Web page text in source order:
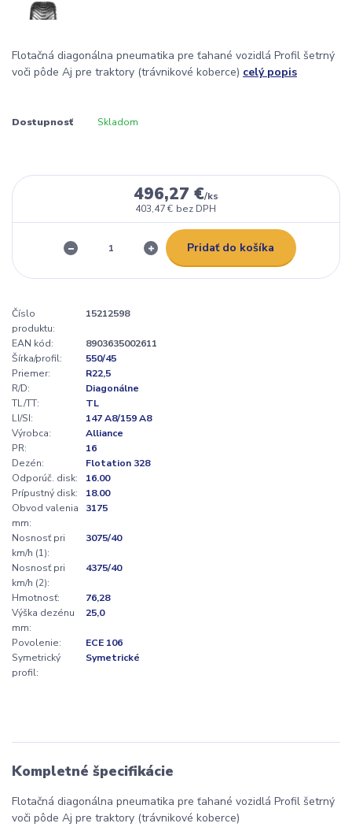
Flotačná diagonálna pneumatika pre ťahané vozidlá Profil šetrný
voči pôde Aj pre traktory (trávnikové koberce) celý popis
Dostupnosť Skladom
496,27 €/ks
403,47 € bez DPH
Pridať do košíka
Číslo
produktu:
15212598
EAN kód:
8903635002611
Šírka/profil:
550/45
Priemer:
R22,5
R/D:
Diagonálne
TL/TT:
TL
LI/SI:
147 A8/159 A8
Výrobca:
Alliance
PR:
16
Dezén:
Flotation 328
Odporúč. disk:
16.00
Prípustný disk:
18.00
Obvod valenia
mm:
3175
Nosnosť pri
km/h (1):
3075/40
Nosnosť pri
km/h (2):
4375/40
Hmotnosť:
76,28
Výška dezénu
mm:
25,0
Povolenie:
ECE 106
Symetrický
profil:
Symetrické
Kompletné špecifikácie
Flotačná diagonálna pneumatika pre ťahané vozidlá Profil šetrný
voči pôde Aj pre traktory (trávnikové koberce)